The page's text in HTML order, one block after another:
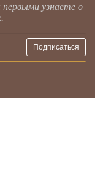
узнаете о